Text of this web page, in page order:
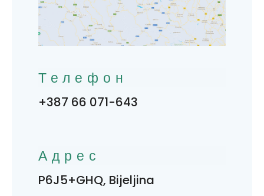
Телефон
+387 66 071-643
Адрес
P6J5+GHQ, Bijeljina